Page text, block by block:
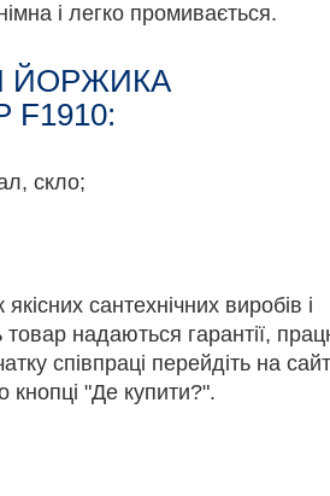
і легко промивається.
ЙОРЖИКА
F1910:
скло;
сантехнічних виробів і
надаються гарантії,
співпраці перейдіть на сайт
кнопці "Де купити?".